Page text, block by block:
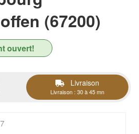
(67200)
ouvert!
Livraison
Livraison : 30 à 45 mn